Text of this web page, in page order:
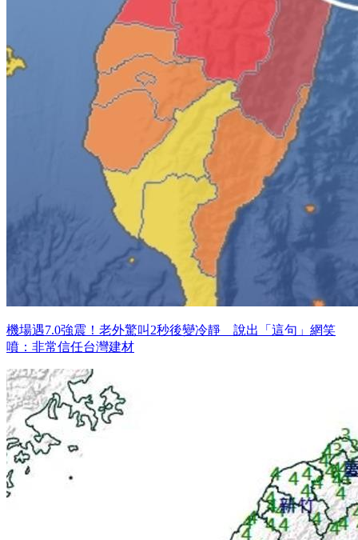
機場遇7.0強震！老外驚叫2秒後變冷靜 說出「這句」網笑
噴：非常信任台灣建材